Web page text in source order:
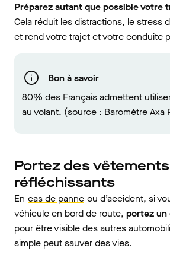
Préparez autant que possible votre
Cela réduit les distractions, le stress
et rend votre trajet et votre conduite
Bon à savoir
80% des Français admettent
au volant. (source : Baromètre Axa
Portez des vêtements
réfléchissants
En cas de panne ou d’accident, si
véhicule en bord de route, portez
pour être visible des autres
simple peut sauver des vies.